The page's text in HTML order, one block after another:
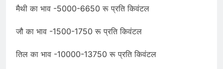
मैथी का भाव -5000-6650 रू प्रति किवंटल
जौ का भाव -1500-1750 रू प्रति किवंटल
तिल का भाव -10000-13750 रू प्रति किवंटल